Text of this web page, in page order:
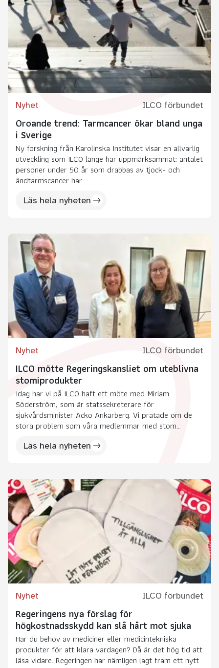
Nyhet ILCO förbundet
Oroande trend: Tarmcancer ökar bland unga
i Sverige
Ny forskning från Karolinska Institutet visar en allvarlig
utveckling som ILCO länge har uppmärksammat: antalet
personer under 50 år som drabbas av tjock- och
ändtarmscancer har...
Läs hela nyheten
Nyhet ILCO förbundet
ILCO mötte Regeringskansliet om uteblivna
stomiprodukter
Idag har vi på ILCO haft ett möte med Miriam
Söderström, som är statssekreterare för
sjukvårdsminister Acko Ankarberg. Vi pratade om de
stora problem som våra medlemmar med stom...
Läs hela nyheten
Nyhet ILCO förbundet
Regeringens nya förslag för
högkostnadsskydd kan slå hårt mot sjuka
Har du behov av mediciner eller medicintekniska
produkter för att klara vardagen? Då är det hög tid att
läsa vidare. Regeringen har nämligen lagt fram ett nytt